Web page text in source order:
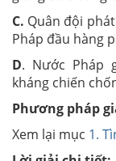
C. Quân đội
Pháp đầu hàng
D. Nước Pháp
kháng chiến
Phương pháp
Xem lại mục 1.